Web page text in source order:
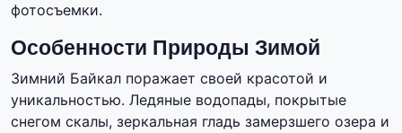
фотосъемки.
Особенности Природы Зимой
Зимний Байкал поражает своей красотой и
уникальностью. Ледяные водопады, покрытые
снегом скалы, зеркальная гладь замерзшего озера и